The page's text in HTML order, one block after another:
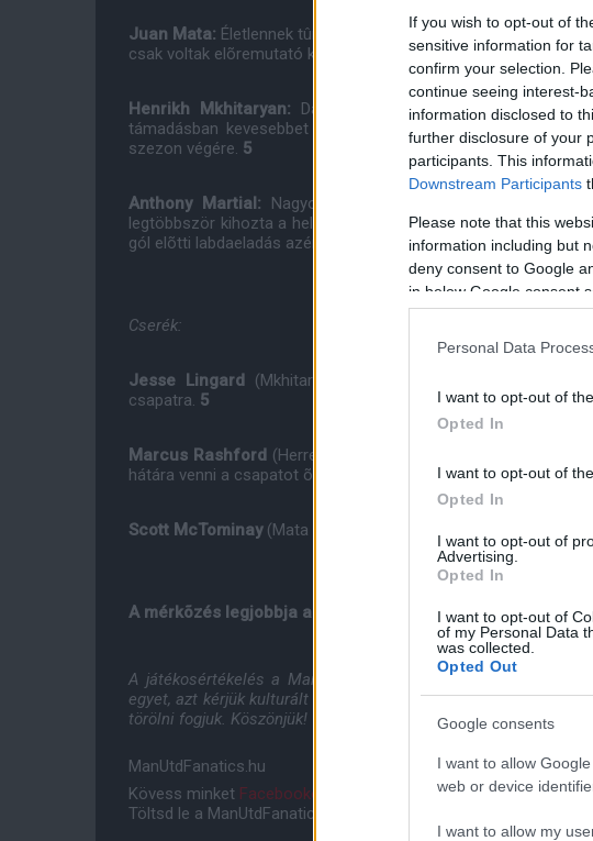
If you wish to opt-out of
sensitive information for
confirm your selection.
continue seeing interest-
information disclosed to
further disclosure of your
participants. This
Downstream Participants
Please note that this
information including but
deny consent to Google
in below Google consent
Personal Data
I want to opt-out of
Opted In
I want to opt-out of
Opted In
I want to opt-out of
Advertising.
Opted In
I want to opt-out of
of my Personal Data
was collected.
Opted Out
Google consents
I want to allow
web or device
I want to allow my
Juan Mata: Életlennek tûnt hosszú kihagyás utáni
csak voltak elõremutató kezdeményezései, de a fordulás után
Henrikh Mkhitaryan: Darmian gyenge védõmunkája
támadásban kevesebbet tudott hozzátenni a csapat
szezon végére. 5
Anthony Martial: Nagyon kevésszer tudták csak
legtöbbször kihozta a helyzetbõl, Rooney kiugratásánál pedig
gól elõtti labdaeladás azért az õ lelkén szárad.6
Cserék:
Jesse Lingard (Mkhitaryan helyére a 61. percben):
csapatra. 5
Marcus Rashford (Herrera helyére a 63. percben):
hátára venni a csapatot õ se.
Scott McTominay (Mata helyére a 85. percben): Felnõtt
A mérkõzés legjobbja a ManUtdFanatics.hu szerint: Axel
A játékosértékelés a ManUtdFanatics.hu szerkesztõségének
egyet, azt kérjük kulturált formában hozd nyilvánosságra,
törölni fogjuk. Köszönjük!
ManUtdFanatics.hu
Kövess minket Facebookon ésYouTube-on is!
Töltsd le a ManUtdFanatics.hu mobil applikációt